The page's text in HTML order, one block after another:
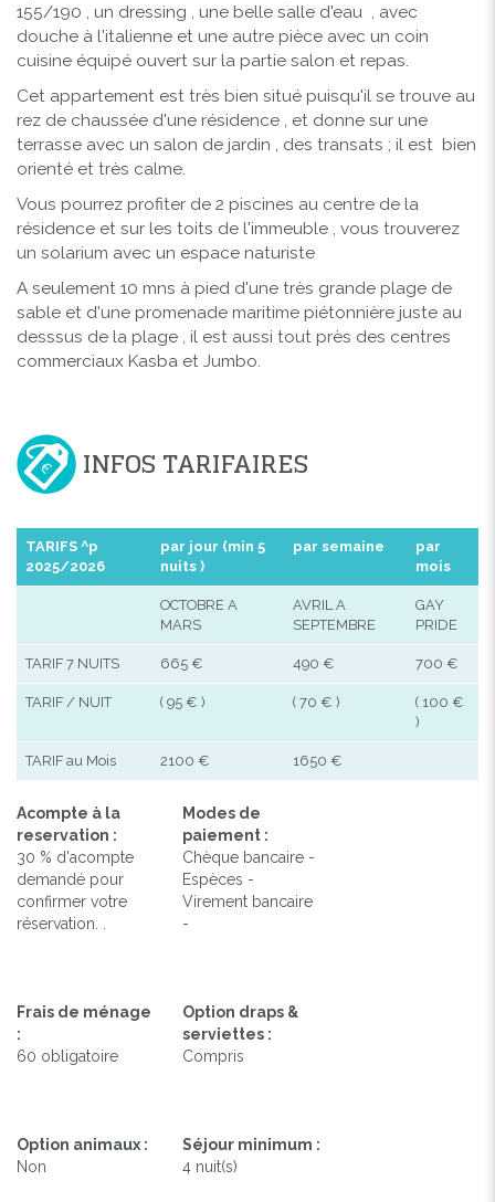
155/190 , un dressing , une belle salle d'eau , avec
douche à l'italienne et une autre pièce avec un coin
cuisine équipé ouvert sur la partie salon et repas.
Cet appartement est très bien situé puisqu'il se trouve au
rez de chaussée d'une résidence , et donne sur une
terrasse avec un salon de jardin , des transats ; il est bien
orienté et très calme.
Vous pourrez profiter de 2 piscines au centre de la
résidence et sur les toits de l'immeuble , vous trouverez
un solarium avec un espace naturiste
A seulement 10 mns à pied d'une très grande plage de
sable et d'une promenade maritime piétonnière juste au
desssus de la plage , il est aussi tout près des centres
commerciaux Kasba et Jumbo.
INFOS TARIFAIRES
TARIFS ^p
2025/2026
par jour (min 5
nuits )
par semaine
par
mois
OCTOBRE A
MARS
AVRIL A
SEPTEMBRE
GAY
PRIDE
TARIF 7 NUITS 665 € 490 € 700 €
TARIF / NUIT ( 95 € ) ( 70 € )
( 100 €
)
TARIF au Mois 2100 € 1650 €
Acompte à la
reservation :
30 % d'acompte
demandé pour
confirmer votre
réservation. .
Modes de
paiement :
Chèque bancaire -
Espèces -
Virement bancaire
-
Frais de ménage
:
60 obligatoire
Option draps &
serviettes :
Compris
Option animaux :
Non
Séjour minimum :
4 nuit(s)